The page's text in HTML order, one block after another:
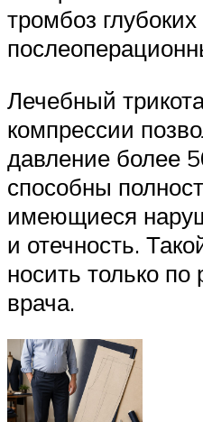
тромбоз
Лечебный
компрессии
давление более
способны
имеющиеся
и отечность.
носить только
врача.